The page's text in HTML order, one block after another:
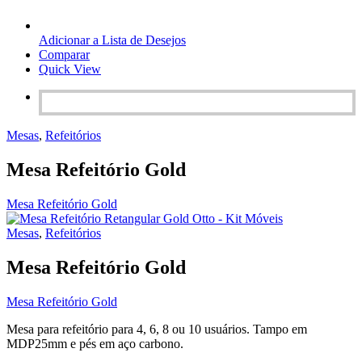
Adicionar a Lista de Desejos
Comparar
Quick View
Mesas, Refeitórios
Mesa Refeitório Gold
Mesa Refeitório Gold
Mesas, Refeitórios
Mesa Refeitório Gold
Mesa Refeitório Gold
Mesa para refeitório para 4, 6, 8 ou 10 usuários. Tampo em
MDP25mm e pés em aço carbono.